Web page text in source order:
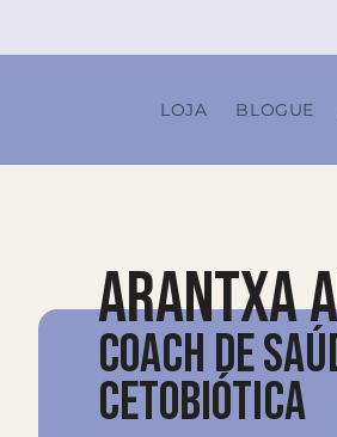
LOJA BLOGUE
ARANTXA
COACH DE
CETOBIÓTICA